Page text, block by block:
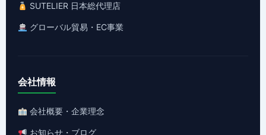
SUTELIER 日本総代理店
グローバル貿易・EC事業
会社情報
会社概要・企業理念
お知らせ・ブログ